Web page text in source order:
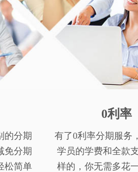
的分期
免分期
松简单
0利率
有了0利率分期服务
学员的学费和全款
样的，你无需多花